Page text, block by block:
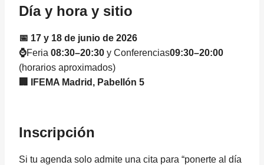
Día y hora y sitio
📅 17 y 18 de junio de 2026
⌚Feria 08:30–20:30 y Conferencias09:30–20:00
(horarios aproximados)
🏢 IFEMA Madrid, Pabellón 5
Inscripción
Si tu agenda solo admite una cita para “ponerte al día